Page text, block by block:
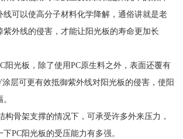
线可以使高分子材料化学降解，通俗讲就是老
紫外线的侵害，才能让阳光板的寿命更加长
阳光板，除了使用PC原生料之外，表面还覆有
层可更有效抵御紫外线对阳光板的侵害，使阳
构骨架支撑的情况下，可承受许多外来压力，
PC阳光板的受压能力有多强。